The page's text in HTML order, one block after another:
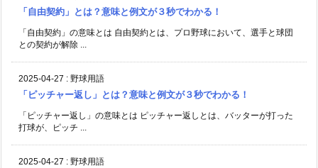
「自由契約」とは？意味と例文が３秒でわかる！
「自由契約」の意味とは 自由契約とは、プロ野球において、選手と球団
との契約が解除 ...
2025-04-27 : 野球用語
「ピッチャー返し」とは？意味と例文が３秒でわかる！
「ピッチャー返し」の意味とは ピッチャー返しとは、バッターが打った
打球が、ピッチ ...
2025-04-27 : 野球用語